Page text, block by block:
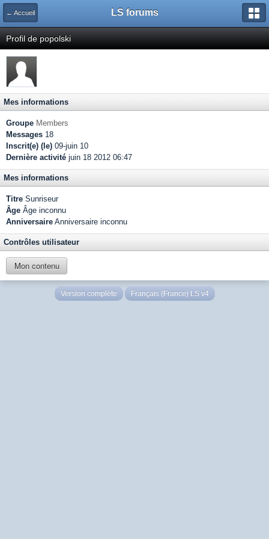
← Accueil LS forums
Profil de popolski
Mes informations
Groupe Members
Messages 18
Inscrit(e) (le) 09-juin 10
Dernière activité juin 18 2012 06:47
Mes informations
Titre Sunriseur
Âge Âge inconnu
Anniversaire Anniversaire inconnu
Contrôles utilisateur
Mon contenu
Version complète Français (France) LS v4